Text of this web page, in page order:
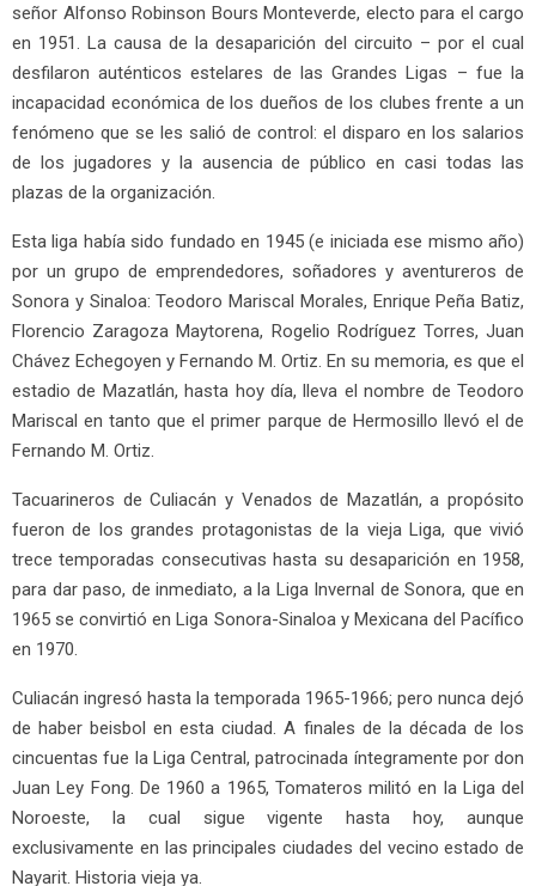
señor Alfonso Robinson Bours Monteverde, electo para el cargo
en 1951. La causa de la desaparición del circuito – por el cual
desfilaron auténticos estelares de las Grandes Ligas – fue la
incapacidad económica de los dueños de los clubes frente a un
fenómeno que se les salió de control: el disparo en los salarios
de los jugadores y la ausencia de público en casi todas las
plazas de la organización.
Esta liga había sido fundado en 1945 (e iniciada ese mismo año)
por un grupo de emprendedores, soñadores y aventureros de
Sonora y Sinaloa: Teodoro Mariscal Morales, Enrique Peña Batiz,
Florencio Zaragoza Maytorena, Rogelio Rodríguez Torres, Juan
Chávez Echegoyen y Fernando M. Ortiz. En su memoria, es que el
estadio de Mazatlán, hasta hoy día, lleva el nombre de Teodoro
Mariscal en tanto que el primer parque de Hermosillo llevó el de
Fernando M. Ortiz.
Tacuarineros de Culiacán y Venados de Mazatlán, a propósito
fueron de los grandes protagonistas de la vieja Liga, que vivió
trece temporadas consecutivas hasta su desaparición en 1958,
para dar paso, de inmediato, a la Liga Invernal de Sonora, que en
1965 se convirtió en Liga Sonora-Sinaloa y Mexicana del Pacífico
en 1970.
Culiacán ingresó hasta la temporada 1965-1966; pero nunca dejó
de haber beisbol en esta ciudad. A finales de la década de los
cincuentas fue la Liga Central, patrocinada íntegramente por don
Juan Ley Fong. De 1960 a 1965, Tomateros militó en la Liga del
Noroeste, la cual sigue vigente hasta hoy, aunque
exclusivamente en las principales ciudades del vecino estado de
Nayarit. Historia vieja ya.